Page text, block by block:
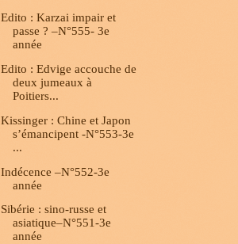
Edito : Karzai impair et
passe ? –N°555- 3e
année
Edito : Edvige accouche de
deux jumeaux à
Poitiers...
Kissinger : Chine et Japon
s’émancipent -N°553-3e
...
Indécence –N°552-3e
année
Sibérie : sino-russe et
asiatique–N°551-3e
année